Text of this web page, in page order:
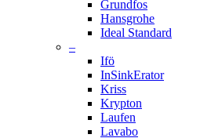
Grundfos
Hansgrohe
Ideal Standard
–
Ifö
InSinkErator
Kriss
Krypton
Laufen
Lavabo